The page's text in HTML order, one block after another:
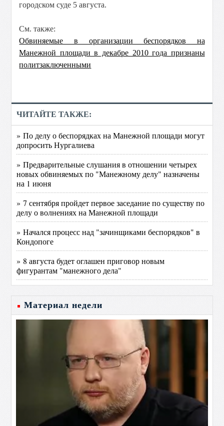
городском суде 5 августа.
См. также:
Обвиняемые в организации беспорядков на
Манежной площади в декабре 2010 года признаны
политзаключенными
ЧИТАЙТЕ ТАКЖЕ:
» По делу о беспорядках на Манежной площади могут
допросить Нургалиева
» Предварительные слушания в отношении четырех
новых обвиняемых по "Манежному делу" назначены
на 1 июня
» 7 сентября пройдет первое заседание по существу по
делу о волнениях на Манежной площади
» Начался процесс над "зачинщиками беспорядков" в
Кондопоге
» 8 августа будет оглашен приговор новым
фигурантам "манежного дела"
Материал недели